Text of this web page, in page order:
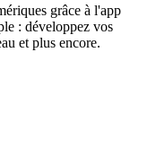
grâce à l'app
: développez vos
et plus encore.